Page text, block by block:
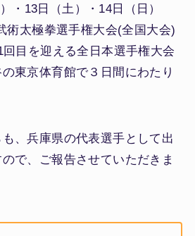
・13日（土）・14日（日）
術太極拳選手権大会(全国大会)
目を迎える全日本選手権大会
東京体育館で３日間にわたり
、兵庫県の代表選手として出
で、ご報告させていただきま